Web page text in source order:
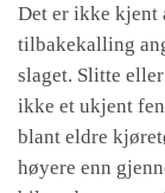
Det er ikke kjent
tilbakekalling
slaget. Slitte
ikke et ukjent
blant eldre
høyere enn